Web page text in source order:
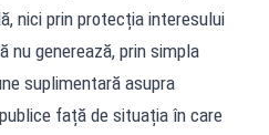
nici prin protecția interesului
nu generează, prin simpla
suplimentară asupra
față de situația în care